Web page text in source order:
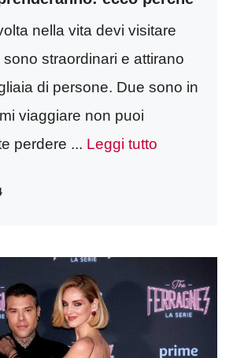
nella vita devi visitare
straordinari e attirano
di persone. Due sono in
viaggiare non puoi
perdere ... Leggi tutto